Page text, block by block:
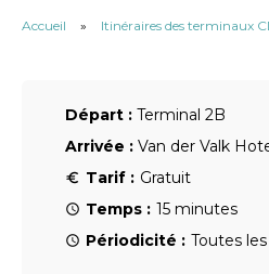
Accueil » Itinéraires des terminaux
Départ : Terminal 2B
Arrivée : Van der Valk
Tarif : Gratuit
Temps : 15 minutes
Périodicité : Toutes